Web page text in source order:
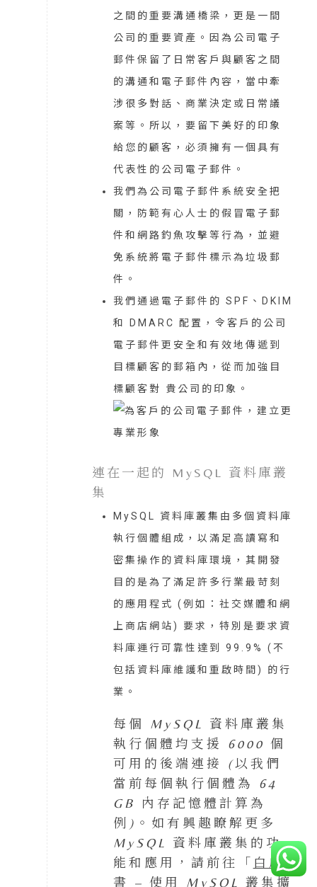
之間的重要溝通橋梁，更是一間
公司的重要資產。因為公司電子
郵件保留了日常客戶與顧客之間
的溝通和電子郵件內容，當中牽
涉很多對話、商業決定或日常議
案等。所以，要留下美好的印象
給您的顧客，必須擁有一個具有
代表性的公司電子郵件。
我們為公司電子郵件系統安全把
關，防範有心人士的假冒電子郵
件和網路釣魚攻擊等行為，並避
免系統將電子郵件標示為垃圾郵
件。
我們通過電子郵件的 SPF、DKIM
和 DMARC 配置，令客戶的公司
電子郵件更安全和有效地傳遞到
目標顧客的郵箱內，從而加強目
標顧客對 貴公司的印象。
連在一起的 MySQL 資料庫叢
集
MySQL 資料庫叢集由多個資料庫
執行個體組成，以滿足高讀寫和
密集操作的資料庫環境，其開發
目的是為了滿足許多行業最苛刻
的應用程式 (例如：社交媒體和網
上商店網站) 要求，特別是要求資
料庫運行可靠性達到 99.9% (不
包括資料庫維護和重啟時間) 的行
業。
每個 MySQL 資料庫叢集
執行個體均支援 6000 個
可用的後端連接 (以我們
當前每個執行個體為 64
GB 內存記憶體計算為
例)。如有興趣瞭解更多
MySQL 資料庫叢集的功
能和應用，請前往「 白皮
書 – 使用 MySQL 叢集擴